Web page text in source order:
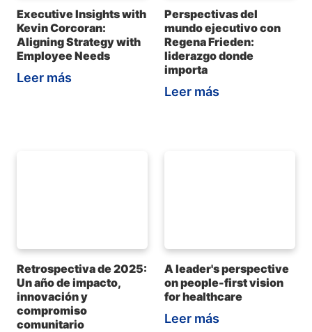
Executive Insights with
Kevin Corcoran:
Aligning Strategy with
Employee Needs
Leer más
Perspectivas del
mundo ejecutivo con
Regena Frieden:
liderazgo donde
importa
Leer más
Retrospectiva de 2025:
Un año de impacto,
innovación y
compromiso
comunitario
A leader's perspective
on people-first vision
for healthcare
Leer más